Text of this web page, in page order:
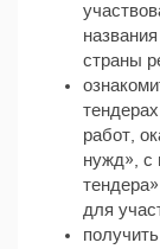
страны
работ,
нужд», с
для